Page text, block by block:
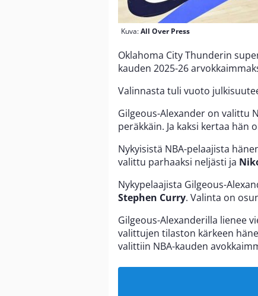
Kuva:All Over Press
Oklahoma City Thunderin
kauden 2025-26
Valinnasta tuli vuoto
Gilgeous-Alexander on valittu
peräkkäin. Ja kaksi kertaa hän
Nykyisistä NBA-pelaajista
valittu parhaaksi neljästi ja
Nykypelaajista Gilgeous-
Stephen Curry. Valinta on
Gilgeous-Alexanderilla lienee
valittujen tilaston kärkeen
valittiin NBA-kauden